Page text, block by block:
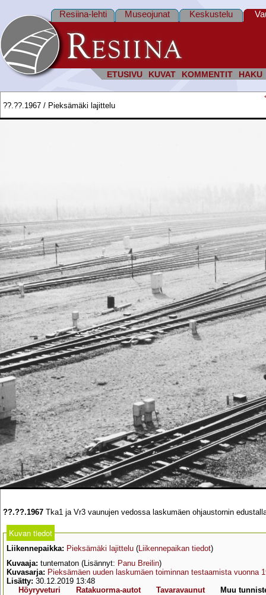
ETUSIVU KUVAT KOMMENTIT HAKU
Resiina-lehti Museojunat Keskustelu
??.??.1967 / Pieksämäki lajittelu
??.??.1967 Tka1 ja Vr3 vaunujen vedossa laskumäen ohjaustornin
Kuvan tiedot
Liikennepaikka: Pieksämäki lajittelu (Liikennepaikan tiedot)
Kuvaaja: tuntematon (Lisännyt: Panu Breilin)
Kuvasarja: Pieksämäen uuden laskumäen toiminnan testaamista vuonna
Lisätty: 30.12.2019 13:48
Höyryveturi
Ratakuorma-autot Tavaravaunut Muu